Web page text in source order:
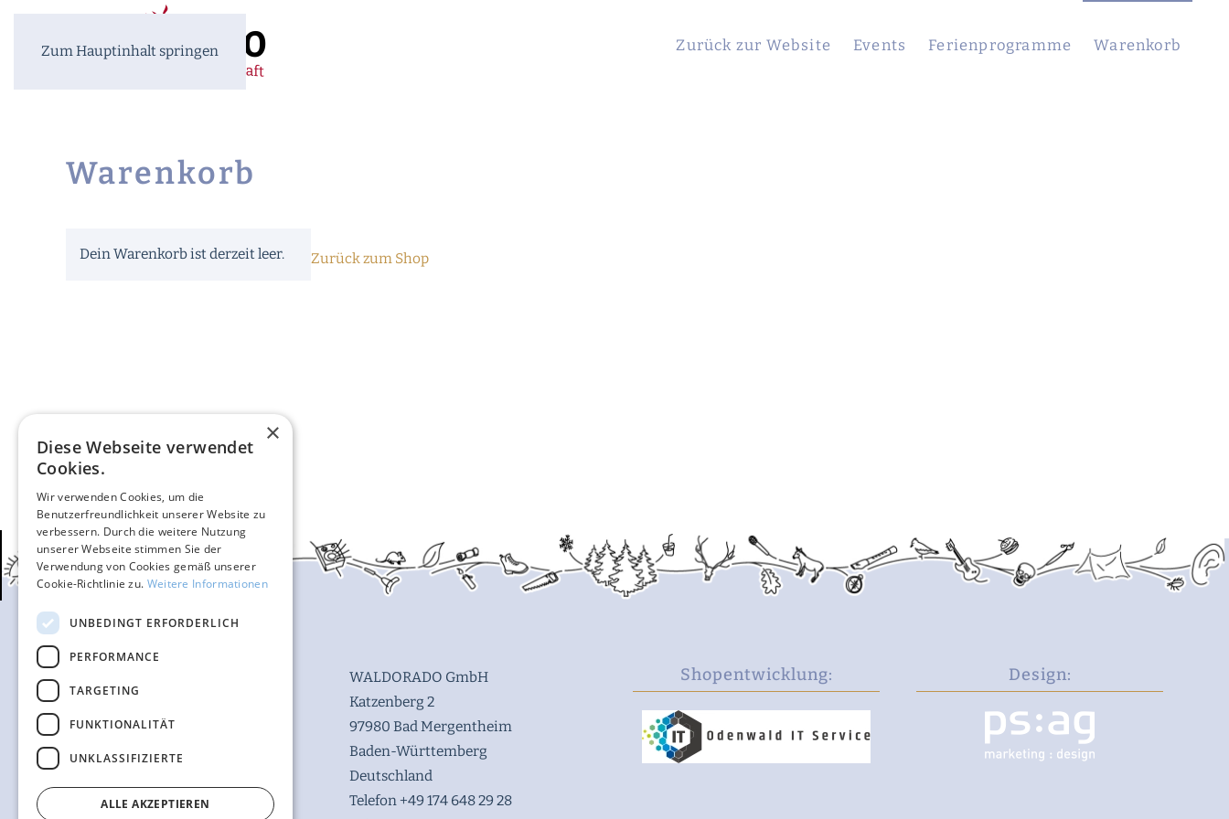
Zum Hauptinhalt springen Zurück zur Website Events Ferienprogramme Warenkorb
Warenkorb
Dein Warenkorb ist derzeit leer. Zurück zum Shop
WALDORADO GmbH
Katzenberg 2
97980 Bad Mergentheim
Baden-Württemberg
Deutschland
Telefon +49 174 648 29 28
Shopentwicklung: Design:
×
Diese Webseite verwendet
Cookies.
Wir verwenden Cookies, um die
Benutzerfreundlichkeit unserer Website zu
verbessern. Durch die weitere Nutzung
unserer Webseite stimmen Sie der
Verwendung von Cookies gemäß unserer
Cookie-Richtlinie zu. Weitere Informationen
UNBEDINGT ERFORDERLICH
PERFORMANCE
TARGETING
FUNKTIONALITÄT
UNKLASSIFIZIERTE
ALLE AKZEPTIEREN